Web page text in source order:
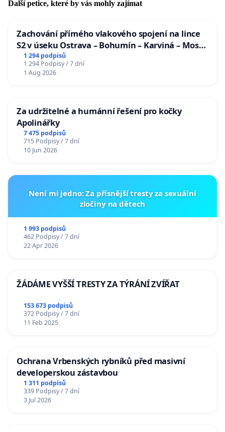
Další petice, které by vás mohly zajímat
Zachování přímého vlakového spojení na lince
S2 v úseku Ostrava – Bohumín – Karviná – Mosty
u Jablunkova
1 294 podpisů
1 294 Podpisy / 7 dní
1 Aug 2026
Za udržitelné a humánní řešení pro kočky
Apolinářky
7 475 podpisů
715 Podpisy / 7 dní
10 Jun 2026
Není mi jedno: Za přísnější tresty za sexuální
zločiny na dětech
1 993 podpisů
462 Podpisy / 7 dní
22 Apr 2026
ŽÁDÁME VYŠŠÍ TRESTY ZA TÝRÁNÍ ZVÍŘAT
153 673 podpisů
372 Podpisy / 7 dní
11 Feb 2025
Ochrana Vrbenských rybníků před masivní
developerskou zástavbou
1 311 podpisů
339 Podpisy / 7 dní
3 Jul 2026